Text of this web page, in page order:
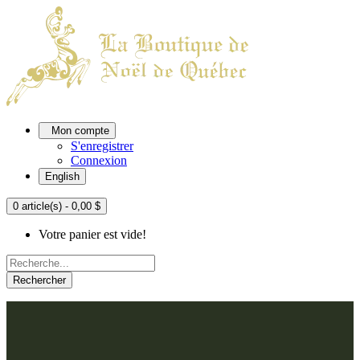
Mon compte
S'enregistrer
Connexion
English
0 article(s) - 0,00 $
Votre panier est vide!
Rechercher